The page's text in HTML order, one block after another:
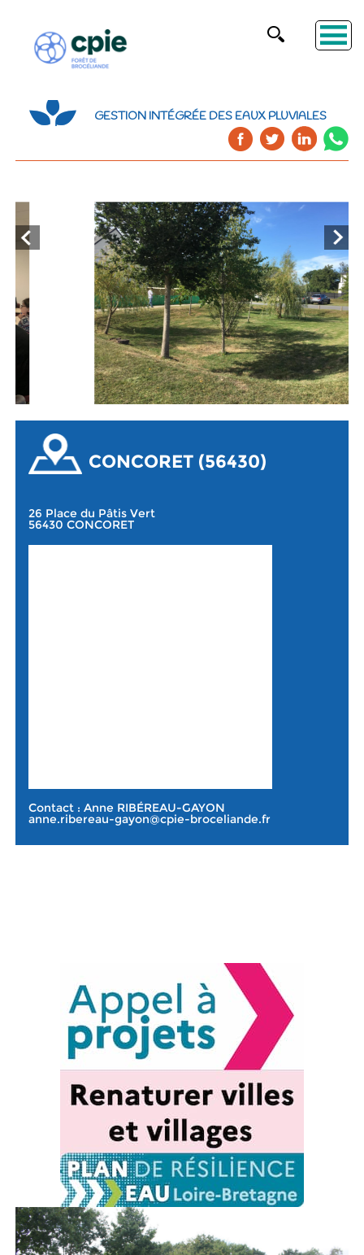
GESTION INTÉGRÉE DES EAUX PLUVIALES
CONCORET (56430)
26 Place du Pâtis Vert
56430 CONCORET
Contact : Anne RIBÉREAU-GAYON
anne.ribereau-gayon@cpie-broceliande.fr